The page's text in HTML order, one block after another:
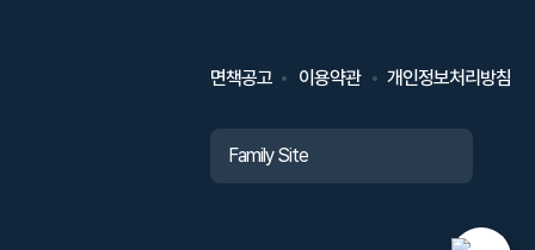
면책공고 이용약관 개인정보처리방침